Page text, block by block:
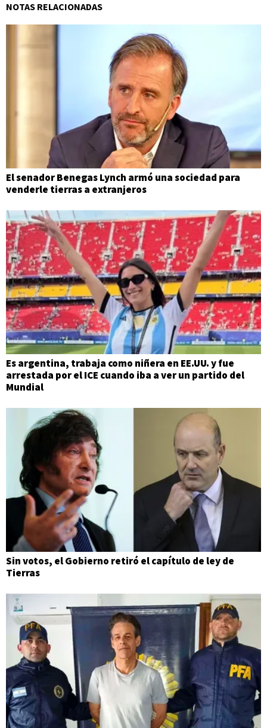
NOTAS RELACIONADAS
El senador Benegas Lynch armó una sociedad para
venderle tierras a extranjeros
Es argentina, trabaja como niñera en EE.UU. y fue
arrestada por el ICE cuando iba a ver un partido del
Mundial
Sin votos, el Gobierno retiró el capítulo de ley de
Tierras